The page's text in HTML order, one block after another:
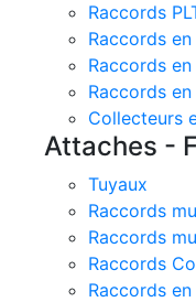
Raccords
Raccords
Raccords
Raccords
Collecteurs
Attaches -
Tuyaux
Raccords
Raccords
Raccords
Raccords